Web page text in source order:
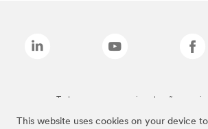
This website uses cookies on your device
Todas as marcas mencionadas são